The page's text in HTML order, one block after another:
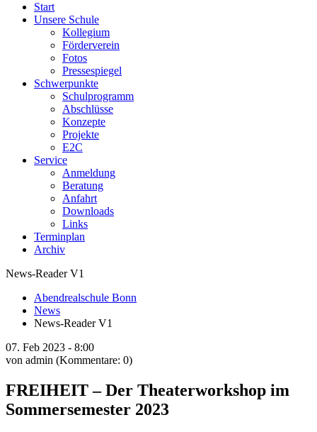
Start
Unsere Schule
Kollegium
Förderverein
Fotos
Pressespiegel
Schwerpunkte
Schulprogramm
Abschlüsse
Konzepte
Projekte
E2C
Service
Anmeldung
Beratung
Anfahrt
Downloads
Links
Terminplan
Archiv
News-Reader V1
Abendrealschule Bonn
News
News-Reader V1
07. Feb 2023 - 8:00
von admin (Kommentare: 0)
FREIHEIT – Der Theaterworkshop im
Sommersemester 2023